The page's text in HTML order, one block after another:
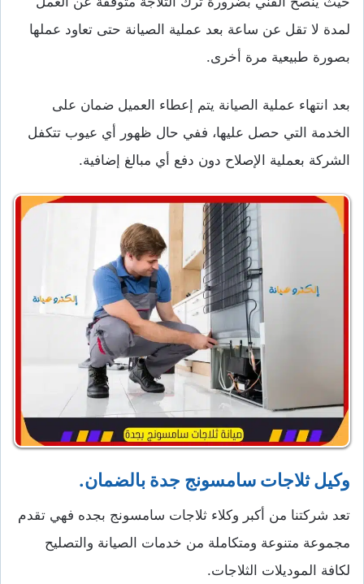
لمدة لا تقل عن ساعة بعد عملية الصيانة حتى تعاود عملها
بصورة طبيعية مرة أخرى.
بعد انتهاء عملية الصيانة يتم إعطاء العميل ضمان على
الخدمة التي حصل عليها، ففي حال ظهور أي عيوب تتكفل
الشركة بعملية الإصلاح دون دفع أي مبالغ إضافية.
وكيل ثلاجات سامسونج جدة بالضمان.
تعد شركتنا من أكبر وكلاء ثلاجات سامسونج بجده فهي تقدم
مجموعة متنوعة ومتكاملة من خدمات الصيانة والتصليح
لكافة الموديلات الثلاجات.